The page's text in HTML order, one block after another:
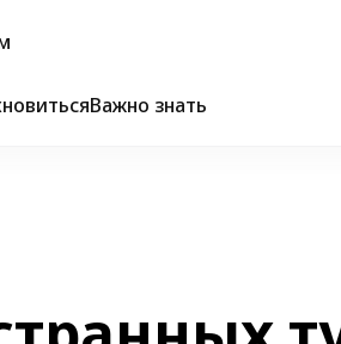
Важно знать